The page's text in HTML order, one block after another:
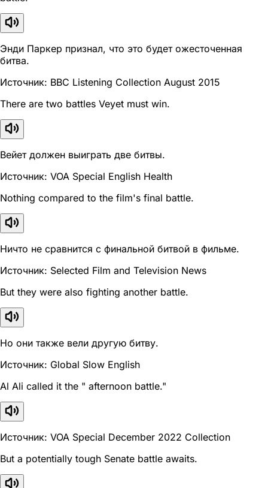
Энди Паркер признал, что это будет ожесточенная
битва.
Источник: BBC Listening Collection August 2015
There are two battles Veyet must win.
Вейет должен выиграть две битвы.
Источник: VOA Special English Health
Nothing compared to the film's final battle.
Ничто не сравнится с финальной битвой в фильме.
Источник: Selected Film and Television News
But they were also fighting another battle.
Но они также вели другую битву.
Источник: Global Slow English
Al Ali called it the " afternoon battle."
Источник: VOA Special December 2022 Collection
But a potentially tough Senate battle awaits.